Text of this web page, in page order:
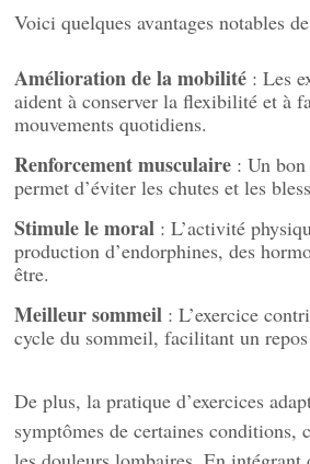
Voici quelques avantages notables
Amélioration de la mobilité : Les
aident à conserver la flexibilité et à
mouvements quotidiens.
Renforcement musculaire : Un
permet d’éviter les chutes et les
Stimule le moral : L’activité
production d’endorphines, des
être.
Meilleur sommeil : L’exercice
cycle du sommeil, facilitant un repos
De plus, la pratique d’exercices
symptômes de certaines conditions,